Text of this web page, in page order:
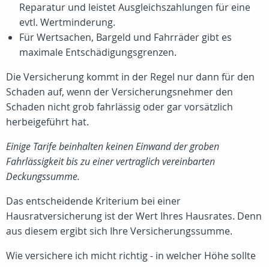
Reparatur und leistet Ausgleichszahlungen für eine
evtl. Wertminderung.
Für Wertsachen, Bargeld und Fahrräder gibt es
maximale Entschädigungsgrenzen.
Die Versicherung kommt in der Regel nur dann für den
Schaden auf, wenn der Versicherungsnehmer den
Schaden nicht grob fahrlässig oder gar vorsätzlich
herbeigeführt hat.
Einige Tarife beinhalten keinen Einwand der groben
Fahrlässigkeit bis zu einer vertraglich vereinbarten
Deckungssumme.
Das entscheidende Kriterium bei einer
Hausratversicherung ist der Wert Ihres Hausrates. Denn
aus diesem ergibt sich Ihre Versicherungssumme.
Wie versichere ich micht richtig - in welcher Höhe sollte